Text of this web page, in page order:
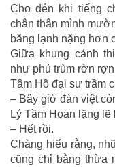
Cho đén khi tiếng
chân thân mình
băng lạnh nặng hơn
Giữa khung cảnh
như phủ trùm rờn
Tâm Hồ đại sư trầm
– Bây giờ đàn việt
Lý Tầm Hoan lặng lẽ
– Hết rồi.
Chàng hiểu rằng,
cũng chỉ bằng thừa